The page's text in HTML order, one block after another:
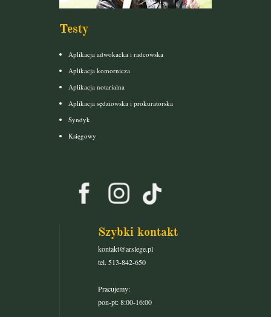
Testy
Aplikacja adwokacka i radcowska
Aplikacja komornicza
Aplikacja notarialna
Aplikacja sędziowska i prokuratorska
Syndyk
Księgowy
Szybki kontakt
kontakt@arslege.pl
tel. 513-842-650
Pracujemy:
pon-pt: 8:00-16:00